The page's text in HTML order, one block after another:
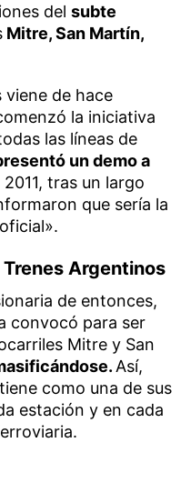
del subte
Mitre, San Martín,
viene de hace
la iniciativa
las líneas de
un demo a
tras un largo
que sería la
Argentinos
de entonces,
convocó para ser
Mitre y San
Así,
como una de sus
estación y en cada